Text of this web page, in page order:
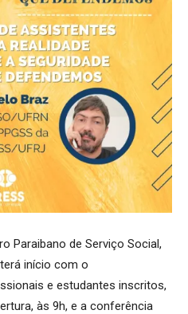
Paraibano de Serviço Social,
início com o
e estudantes inscritos,
às 9h, e a conferência